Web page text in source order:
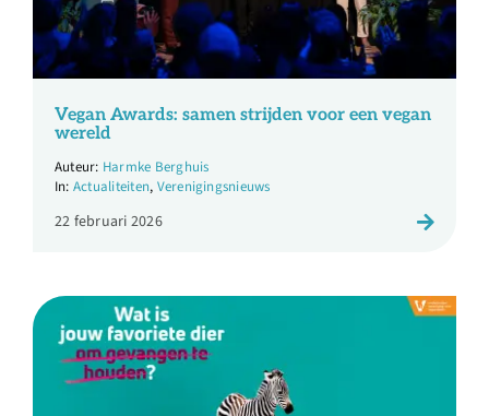
Vegan Awards: samen strijden voor een vegan
wereld
Harmke Berghuis
Actualiteiten, Verenigingsnieuws
22 februari 2026